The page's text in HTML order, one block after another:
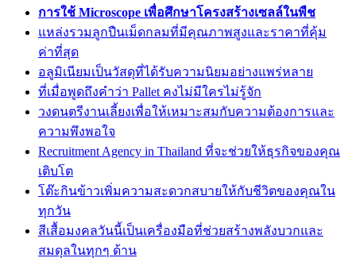
การใช้ Microscope เพื่อศึกษาโครงสร้างเซลล์ในพืช
แหล่งรวมลูกปืนเม็ดกลมที่มีคุณภาพสูงและราคาที่คุ้ม
ค่าที่สุด
อลูมิเนียมเป็นวัสดุที่ได้รับความนิยมอย่างแพร่หลาย
ที่เมื่อพูดถึงคำว่า Pallet คงไม่มีใครไม่รู้จัก
วงดนตรีงานเลี้ยงเพื่อให้เหมาะสมกับความต้องการและ
ความพึงพอใจ
Recruitment Agency in Thailand ที่จะช่วยให้ธุรกิจของคุณ
เติบโต
โต๊ะกินข้าวเพิ่มความสะดวกสบายให้กับชีวิตของคุณใน
ทุกวัน
สีเสื้อมงคลวันนี้เป็นเครื่องมือที่ช่วยสร้างพลังบวกและ
สมดุลในทุกๆ ด้าน